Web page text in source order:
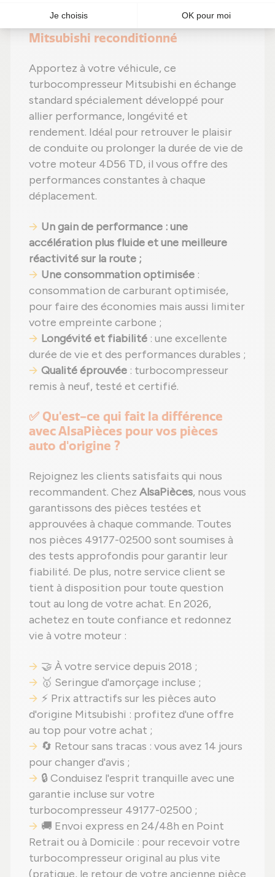
🔧 Optimisez les performances de
votre moteur avec ce turbo
Mitsubishi reconditionné
Apportez à votre véhicule, ce
turbocompresseur Mitsubishi en échange
standard spécialement développé pour
allier performance, longévité et
rendement. Idéal pour retrouver le plaisir
de conduite ou prolonger la durée de vie de
votre moteur 4D56 TD, il vous offre des
performances constantes à chaque
déplacement.
Un gain de performance : une
accélération plus fluide et une meilleure
réactivité sur la route ;
Une consommation optimisée :
consommation de carburant optimisée,
pour faire des économies mais aussi limiter
votre empreinte carbone ;
Longévité et fiabilité : une excellente
durée de vie et des performances durables ;
Qualité éprouvée : turbocompresseur
remis à neuf, testé et certifié.
✅ Qu'est-ce qui fait la différence
avec AlsaPièces pour vos pièces
auto d'origine ?
Rejoignez les clients satisfaits qui nous
recommandent. Chez AlsaPièces, nous vous
garantissons des pièces testées et
approuvées à chaque commande. Toutes
nos pièces 49177-02500 sont soumises à
des tests approfondis pour garantir leur
fiabilité. De plus, notre service client se
tient à disposition pour toute question
tout au long de votre achat. En 2026,
achetez en toute confiance et redonnez
vie à votre moteur :
🤝 À votre service depuis 2018 ;
🥇 Seringue d'amorçage incluse ;
⚡ Prix attractifs sur les pièces auto
d'origine Mitsubishi : profitez d'une offre
au top pour votre achat ;
🔄 Retour sans tracas : vous avez 14 jours
pour changer d'avis ;
🔒 Conduisez l'esprit tranquille avec une
garantie incluse sur votre
turbocompresseur 49177-02500 ;
🚚 Envoi express en 24/48h en Point
Retrait ou à Domicile : pour recevoir votre
turbocompresseur original au plus vite
(pratique, le retour de votre ancienne pièce